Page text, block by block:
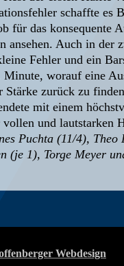
schaffte es
für das konsequente
ansehen. Auch in der
Fehler und ein
worauf eine
zurück zu
mit einem
und lautstarken
Puchta (11/4),
(je 1), Torge Meyer
Webdesign